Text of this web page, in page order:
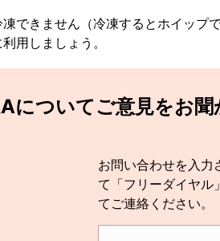
できません（冷凍するとホイップ
用しましょう。
についてご意見をお
お問い合わせを入力
て「フリーダイヤル
てご連絡ください。